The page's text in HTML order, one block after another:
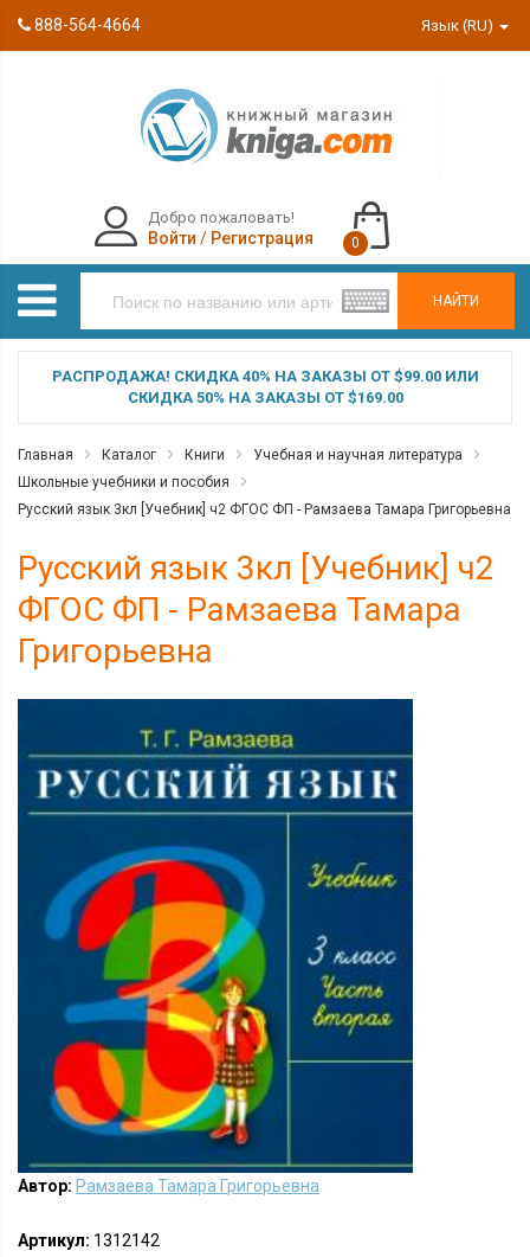
888-564-4664 Язык (RU)
НАЙТИ
Добро пожаловать!
Войти / Регистрация 0
РАСПРОДАЖА! СКИДКА 40% НА ЗАКАЗЫ ОТ $99.00 ИЛИ
СКИДКА 50% НА ЗАКАЗЫ ОТ $169.00
Главная Каталог Книги
Учебная и научная литература
Школьные учебники и пособия
Русский язык 3кл [Учебник] ч2 ФГОС ФП - Рамзаева Тамара Григорьевна
Русский язык 3кл [Учебник] ч2
ФГОС ФП - Рамзаева Тамара
Григорьевна
Автор: Рамзаева Тамара Григорьевна
Артикул: 1312142